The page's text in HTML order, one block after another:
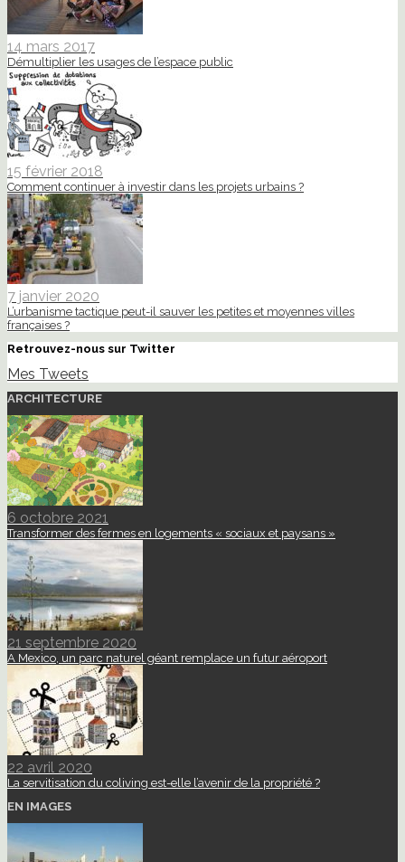
14 mars 2017
Démultiplier les usages de l’espace public
15 février 2018
Comment continuer à investir dans les projets urbains ?
7 janvier 2020
L’urbanisme tactique peut-il sauver les petites et moyennes villes
françaises ?
Retrouvez-nous sur Twitter
Mes Tweets
ARCHITECTURE
6 octobre 2021
Transformer des fermes en logements « sociaux et paysans »
21 septembre 2020
A Mexico, un parc naturel géant remplace un futur aéroport
22 avril 2020
La servitisation du coliving est-elle l’avenir de la propriété ?
EN IMAGES